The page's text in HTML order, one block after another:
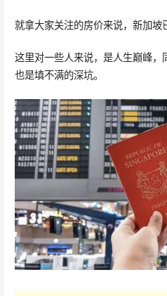
就拿大家关注的房价来说，新加坡
这里对一些人来说，是人生巅峰
也是填不满的深坑。